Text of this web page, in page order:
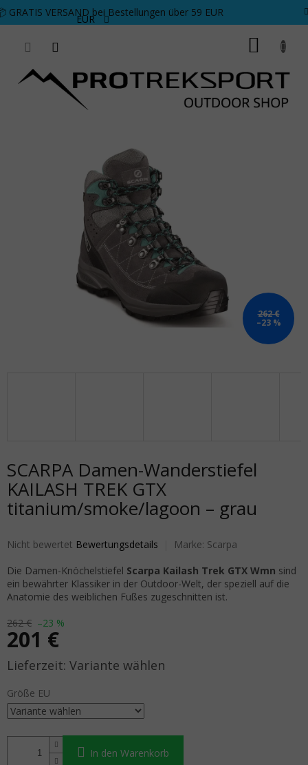
Zum Inhalt springen
GRATIS VERSAND bei Bestellungen über 59 EUR
EUR
262 €
–23 %
SCARPA Damen-Wanderstiefel
KAILASH TREK GTX
titanium/smoke/lagoon – grau
Die durchschnittliche Produktbewertung ist 0,0 von 5 Sternen.
Nicht bewertet Bewertungsdetails Marke: Scarpa
262 € –23 %
201 €
Verkaufspreis: Variante wählen
Größe EU
In den Warenkorb
Die Damen-Knöchelstiefel Scarpa Kailash Trek GTX Wmn sind
ein bewährter Klassiker in der Outdoor-Welt, der speziell auf die
Anatomie des weiblichen Fußes zugeschnitten ist.